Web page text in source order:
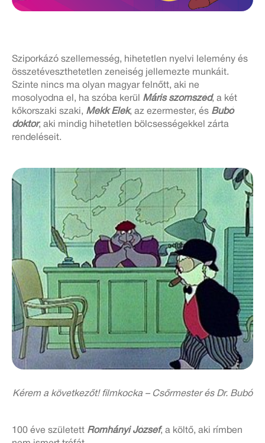
Sziporkázó szellemesség, hihetetlen nyelvi lelemény és
összetéveszthetetlen zeneiség jellemezte munkáit.
Szinte nincs ma olyan magyar felnőtt, aki ne
mosolyodna el, ha szóba kerül Máris szomszéd, a két
kőkorszaki szaki, Mekk Elek, az ezermester, és Bubó
doktor, aki mindig hihetetlen bölcsességekkel zárta
rendeléseit.
Kérem a következőt! filmkocka – Csőrmester és Dr. Bubó
100 éve született Romhányi József, a költő, aki rímben